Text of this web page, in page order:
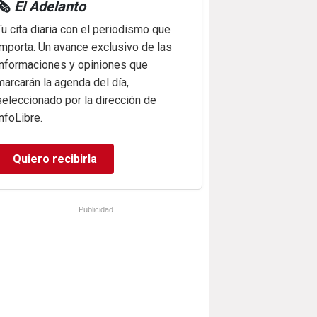
El Adelanto
cita diaria con el periodismo que
Un avance exclusivo de las
y opiniones que
la agenda del día,
por la dirección de
Quiero recibirla
Publicidad